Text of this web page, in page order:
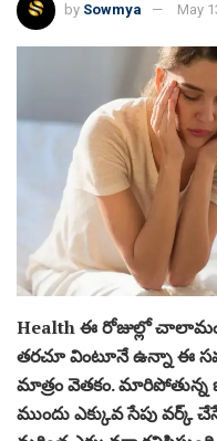
by Sowmya May
Health ఈ రోజుల్లో
తరచూ వింటూనే ఉన్నా ఈ
మాత్రం వెతకం. మారిపోతున్న
ముందు ఎక్కువ సేపు వర్క్